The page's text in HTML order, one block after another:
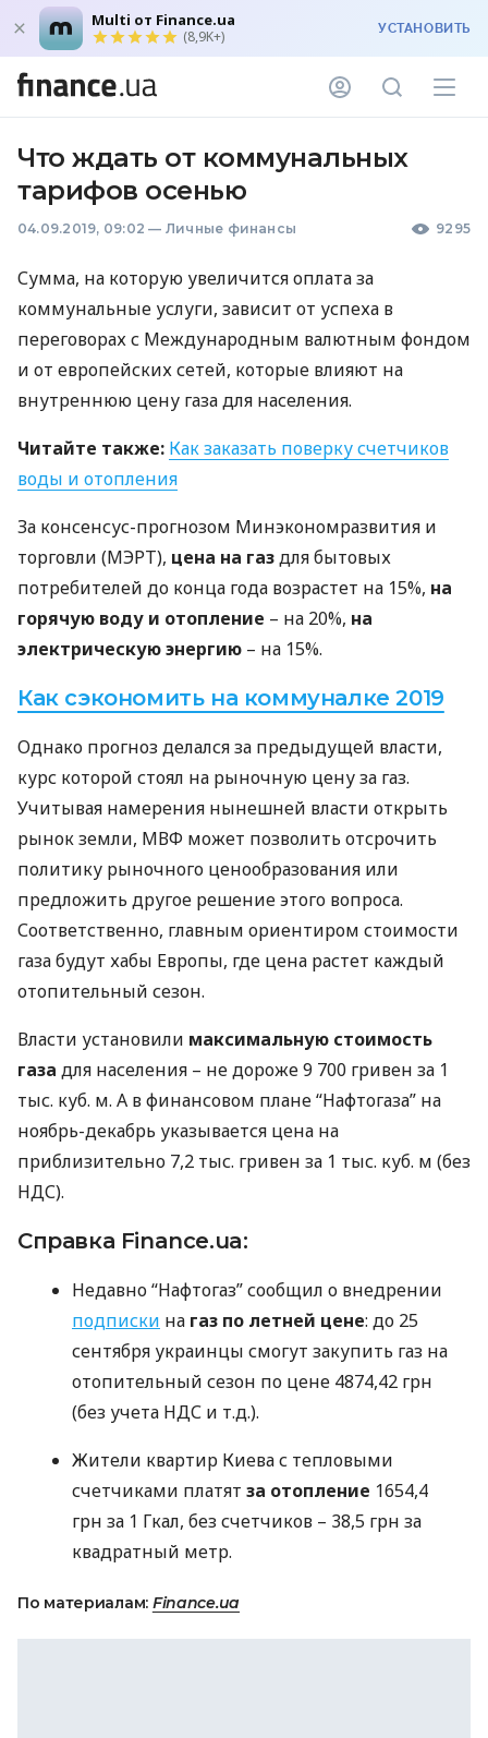
Multi от Finance.ua
(8,9K+) УСТАНОВИТЬ
Что ждать от коммунальных
тарифов осенью
04.09.2019, 09:02 — Личные финансы 9295
Сумма, на которую увеличится оплата за
коммунальные услуги, зависит от успеха в
переговорах с Международным валютным фондом
и от европейских сетей, которые влияют на
внутреннюю цену газа для населения.
Читайте также: Как заказать поверку счетчиков
воды и отопления
За консенсус-прогнозом Минэкономразвития и
торговли (МЭРТ), цена на газдля бытовых
потребителей до конца года возрастет на 15%, на
горячую воду и отопление – на 20%, на
электрическую энергию – на 15%.
Как сэкономить на коммуналке 2019
Однако прогноз делался за предыдущей власти,
курс которой стоял на рыночную цену за газ.
Учитывая намерения нынешней власти открыть
рынок земли, МВФ может позволить отсрочить
политику рыночного ценообразования или
предложить другое решение этого вопроса.
Соответственно, главным ориентиром стоимости
газа будут хабы Европы, где цена растет каждый
отопительный сезон.
Власти установили максимальную стоимость
газа для населения – не дороже 9 700 гривен за 1
тыс. куб. м. А в финансовом плане “Нафтогаза” на
ноябрь-декабрь указывается цена на
приблизительно 7,2 тыс. гривен за 1 тыс. куб. м (без
НДС).
Справка Finance.ua:
Недавно “Нафтогаз” сообщил о внедрении
подписки на газ по летней цене: до 25
сентября украинцы смогут закупить газ на
отопительный сезон по цене 4874,42 грн
(без учета НДС и т.д.).
Жители квартир Киева с тепловыми
счетчиками платят за отопление 1654,4
грн за 1 Гкал, без счетчиков – 38,5 грн за
квадратный метр.
По материалам: Finance.ua